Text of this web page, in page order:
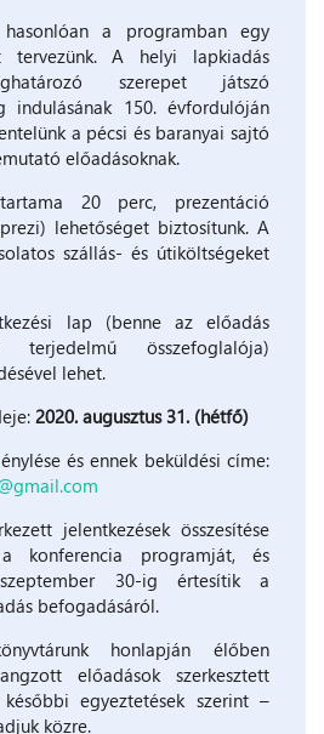
a programban egy
tervezünk. A helyi lapkiadás
szerepet játszó
indulásának 150. évfordulóján
a pécsi és baranyai sajtó
előadásoknak.
20 perc, prezentáció
lehetőséget biztosítunk. A
szállás- és útiköltségeket
lap (benne az előadás
terjedelmű összefoglalója)
lehet.
2020. augusztus 31. (hétfő)
és ennek beküldési címe:
jelentkezések összesítése
konferencia programját, és
30-ig értesítik a
befogadásáról.
honlapján élőben
előadások szerkesztett
egyeztetések szerint –
közre.